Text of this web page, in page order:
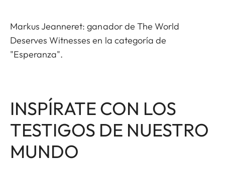
Markus Jeanneret: ganador de The World
Deserves Witnesses en la categoría de
"Esperanza".
INSPÍRATE CON LOS
TESTIGOS DE NUESTRO
MUNDO